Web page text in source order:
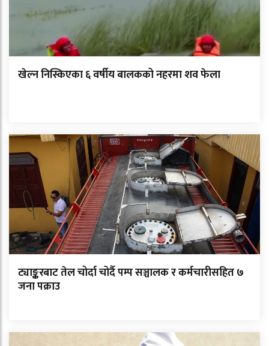
खेल्न निस्किएका ६ वर्षीय बालकको नहरमा शव फेला
ट्याङ्करबाट तेल चोर्दा चोर्दै पम्प सञ्चालक र कर्मचारीसहित ७
जना पक्राउ